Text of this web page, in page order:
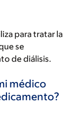
para tratar la
se
de diálisis.
médico